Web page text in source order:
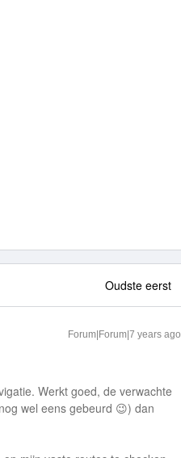
Oudste eerst
Forum|Forum|7 years ago
Werkt goed, de verwachte
wel eens gebeurd 😉) dan